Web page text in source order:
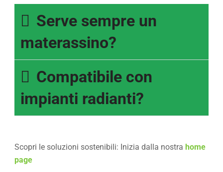
Serve sempre un
materassino?
Compatibile con
impianti radianti?
Scopri le soluzioni sostenibili: Inizia dalla nostra home
page